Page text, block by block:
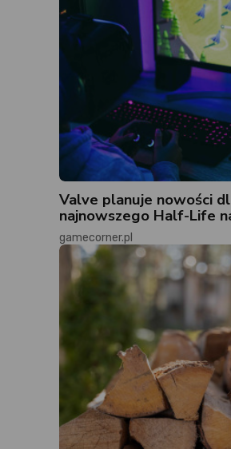
Valve planuje nowości
najnowszego Half-Life
gamecorner.pl